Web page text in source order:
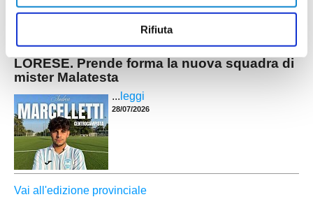
Rifiuta
innesti che confermano la volontà di dare
LORESE. Prende forma la nuova squadra di
mister Malatesta
... leggi
28/07/2026
Vai all'edizione provinciale